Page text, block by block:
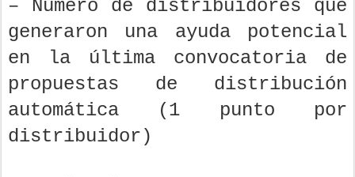
– Número de distribuidores que
generaron una ayuda potencial
en la última convocatoria de
propuestas de distribución
automática (1 punto por
distribuidor)